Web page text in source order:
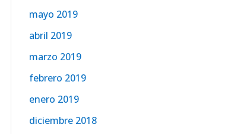
mayo 2019
abril 2019
marzo 2019
febrero 2019
enero 2019
diciembre 2018